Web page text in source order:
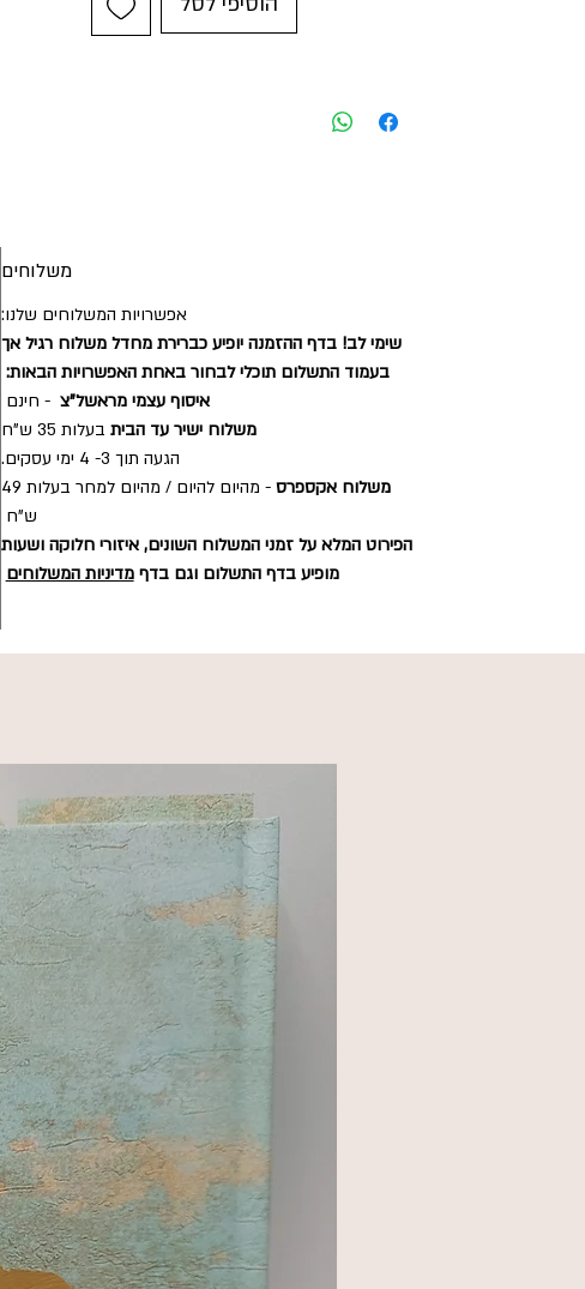
משלוחים
אפשרויות המשלוחים שלנו:
שימי לב! בדף ההזמנה יופיע כברירת מחדל משלוח רגיל אך
בעמוד התשלום תוכלי לבחור באחת האפשרויות הבאות:
איסוף עצמי מראשל"צ - חינם
משלוח ישיר עד הבית בעלות 35 ש"ח
הגעה תוך 3- 4 ימי עסקים.
משלוח אקספרס
- מהיום להיום / מהיום למחר בעלות 49
ש"ח
הפירוט המלא על זמני המשלוח השונים, איזורי חלוקה ושעות
מופיע בדף התשלום וגם בדףמדיניות המשלוחים